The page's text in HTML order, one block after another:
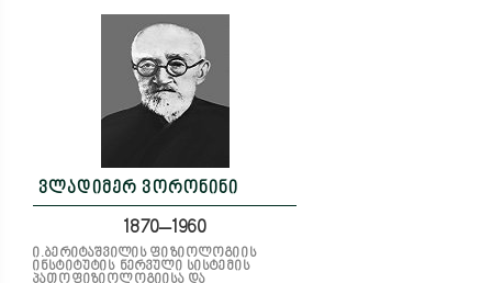
ვლადიმერ ვორონინი
1870–1960
ი.ბერიტაშვილის ფიზიოლოგიის
ინსტიტუტის ნერვული სისტემის